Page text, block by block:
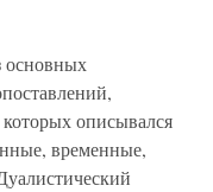
основных
описывался
временные,